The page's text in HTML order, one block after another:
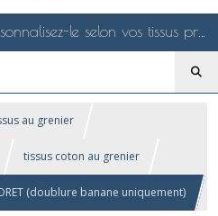
Choisissez un modèle et personnalisez-le selon vos tissus préférés de mes collections en ligne, je le confectionnerai selon vos souhaits
au grenier
tissus coton au grenier
(doublure banane uniquement)